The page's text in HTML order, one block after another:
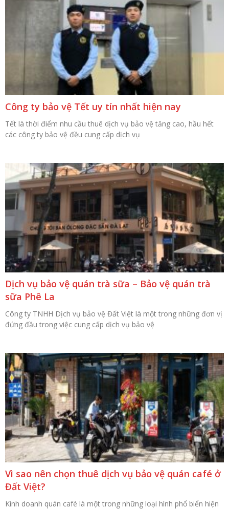
Công ty bảo vệ Tết uy tín nhất hiện nay
Tết là thời điểm nhu cầu thuê dịch vụ bảo vệ tăng cao, hầu hết
các công ty bảo vệ đều cung cấp dịch vụ
Dịch vụ bảo vệ quán trà sữa – Bảo vệ quán trà
sữa Phê La
Công ty TNHH Dịch vụ bảo vệ Đất Việt là một trong những đơn vị
đứng đầu trong việc cung cấp dịch vụ bảo vệ
Vì sao nên chọn thuê dịch vụ bảo vệ quán café ở
Đất Việt?
Kinh doanh quán café là một trong những loại hình phổ biển hiện